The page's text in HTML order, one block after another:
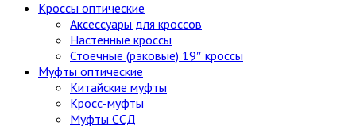
Кроссы оптические
Аксессуары для кроссов
Настенные кроссы
Стоечные (рэковые) 19″ кроссы
Муфты оптические
Китайские муфты
Кросс-муфты
Муфты ССД